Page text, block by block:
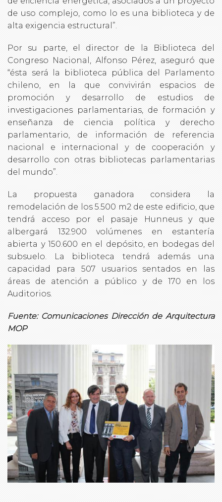
de uso complejo, como lo es una biblioteca y de
alta exigencia estructural”.
Por su parte, el director de la Biblioteca del
Congreso Nacional, Alfonso Pérez, aseguró que
“ésta será la biblioteca pública del Parlamento
chileno, en la que convivirán espacios de
promoción y desarrollo de estudios de
investigaciones parlamentarias, de formación y
enseñanza de ciencia política y derecho
parlamentario, de información de referencia
nacional e internacional y de cooperación y
desarrollo con otras bibliotecas parlamentarias
del mundo”.
La propuesta ganadora considera la
remodelación de los 5.500 m2 de este edificio, que
tendrá acceso por el pasaje Hunneus y que
albergará 132.900 volúmenes en estantería
abierta y 150.600 en el depósito, en bodegas del
subsuelo. La biblioteca tendrá además una
capacidad para 507 usuarios sentados en las
áreas de atención a público y de 170 en los
Auditorios.
Fuente: Comunicaciones Dirección de Arquitectura
MOP